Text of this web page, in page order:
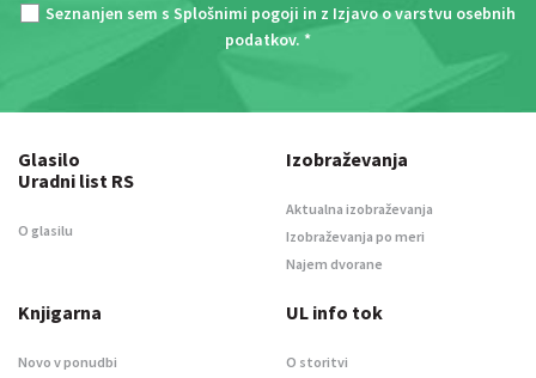
Seznanjen sem s Splošnimi pogoji in z Izjavo o varstvu osebnih
podatkov. *
Glasilo
Uradni list RS
O glasilu
Izobraževanja
Aktualna izobraževanja
Izobraževanja po meri
Najem dvorane
Knjigarna
Novo v ponudbi
UL info tok
O storitvi